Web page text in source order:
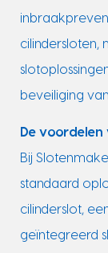
cilindersloten,
beveiliging
De
Bij
standaard
cilinderslot,
geïntegreerd